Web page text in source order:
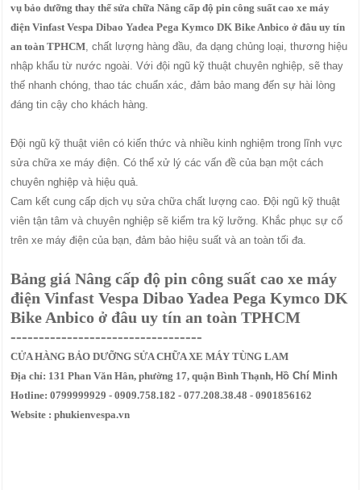
vụ bảo dưỡng thay thế sửa chữa Nâng cấp độ pin công suất cao xe máy
điện Vinfast Vespa Dibao Yadea Pega Kymco DK Bike Anbico ở đâu uy tín
an toàn TPHCM , chất lượng hàng đầu, đa dạng chủng loại, thương hiệu
nhập khẩu từ nước ngoài. Với đội ngũ kỹ thuật chuyên nghiệp, sẽ thay
thế nhanh chóng, thao tác chuẩn xác, đảm bảo mang đến sự hài lòng
đáng tin cậy cho khách hàng.
Đội ngũ kỹ thuật viên có kiến thức và nhiều kinh nghiệm trong lĩnh vực
sửa chữa xe máy điện. Có thể xử lý các vấn đề của bạn một cách
chuyên nghiệp và hiệu quả.
Cam kết cung cấp dịch vụ sửa chữa chất lượng cao. Đội ngũ kỹ thuật
viên tận tâm và chuyên nghiệp sẽ kiểm tra kỹ lưỡng. Khắc phục sự cố
trên xe máy điện của bạn, đảm bảo hiệu suất và an toàn tối đa.
Bảng giá Nâng cấp độ pin công suất cao xe máy
điện Vinfast Vespa Dibao Yadea Pega Kymco DK
Bike Anbico ở đâu uy tín an toàn TPHCM
----------------------------------
CỬA HÀNG BẢO DƯỠNG SỬA CHỮA XE MÁY TÙNG LAM
Địa chỉ: 131 Phan Văn Hân, phường 17, quận Bình Thạnh, Hồ Chí Minh
Hotline: 0799999929 - 0909.758.182 - 077.208.38.48 - 0901856162
Website : phukienvespa.vn